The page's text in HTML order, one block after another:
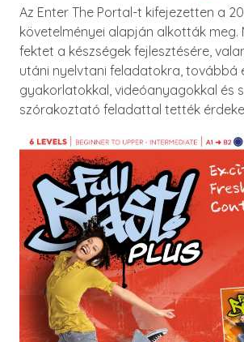
Az Enter The Portal-t kifejezetten a
követelményei alapján alkották meg.
fektet a készségek fejlesztésére,
utáni nyelvtani feladatokra, továbbá
gyakorlatokkal, videóanyagokkal és
szórakoztató feladattal tették
Image